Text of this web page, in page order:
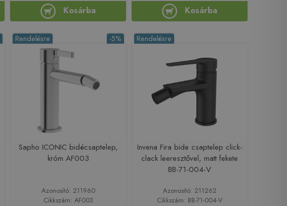
Kosárba Kosárba
-5%
Rendelésre
Sapho ICONIC bidécsaptelep,
króm AF003
Azonosító: 211960
Cikkszám: AF003
Rendelésre
Invena Fira bide csaptelep click-
clack leeresztővel, matt fekete
BB-71-004-V
Azonosító: 211262
Cikkszám: BB-71-004-V